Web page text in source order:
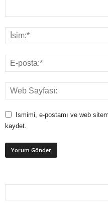
Ismimi, e-postamı ve web
kaydet.